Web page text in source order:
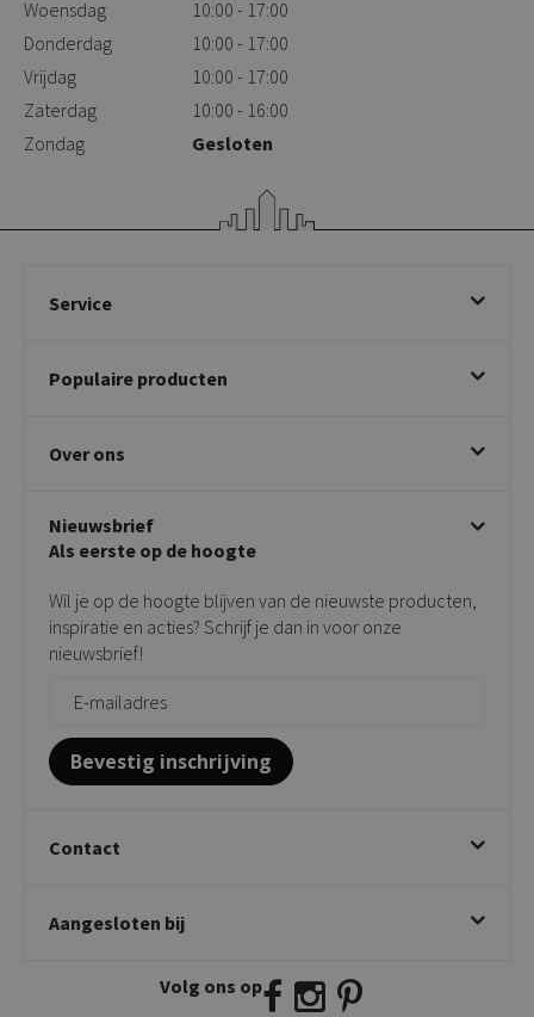
Woensdag
10:00 - 17:00
Donderdag
10:00 - 17:00
Vrijdag
10:00 - 17:00
Zaterdag
10:00 - 16:00
Zondag
Gesloten
Service
Betalen & annuleren
Klachtafhandeling
Privacy policy
Populaire producten
Draaibare eetkamerstoelen
Taupe stoelen
Tuinstoelen
Bijzettafels
Over ons
Showroom
Contact
Onderhoudsproducten
Vloerbescherming
Giftcards
Nieuwsbrief
Als eerste op de hoogte
Wil je op de hoogte blijven van de nieuwste producten,
inspiratie en acties? Schrijf je dan in voor onze
nieuwsbrief!
Bevestig inschrijving
Contact
Twijnstraweg 2
info@kickcollection.nl
Aangesloten bij
Volg ons op